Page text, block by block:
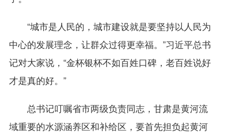
“城市是人民的，城市建设就是要坚持以人民为
中心的发展理念，让群众过得更幸福。”习近平总书
记对大家说，“金杯银杯不如百姓口碑，老百姓说好
才是真的好。”
总书记叮嘱省市两级负责同志，甘肃是黄河流
域重要的水源涵养区和补给区，要首先担负起黄河